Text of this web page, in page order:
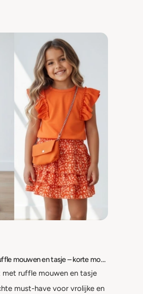
Meisjes oranje shirt met ruffle mouwen en tasje – korte mouwen | maat 98-164
met ruffle mouwen en tasje
must-have voor vrolijke en